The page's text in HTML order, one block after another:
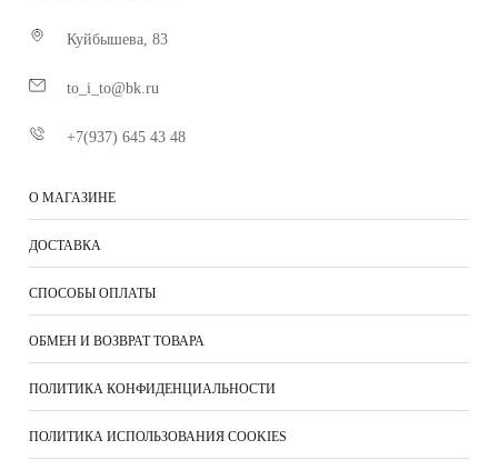
Куйбышева, 83
to_i_to@bk.ru
+7(937) 645 43 48
О МАГАЗИНЕ
ДОСТАВКА
СПОСОБЫ ОПЛАТЫ
ОБМЕН И ВОЗВРАТ ТОВАРА
ПОЛИТИКА КОНФИДЕНЦИАЛЬНОСТИ
ПОЛИТИКА ИСПОЛЬЗОВАНИЯ COOKIES